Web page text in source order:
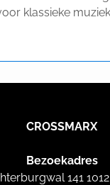
klassieke
CROSSMARX
Bezoekadres
141